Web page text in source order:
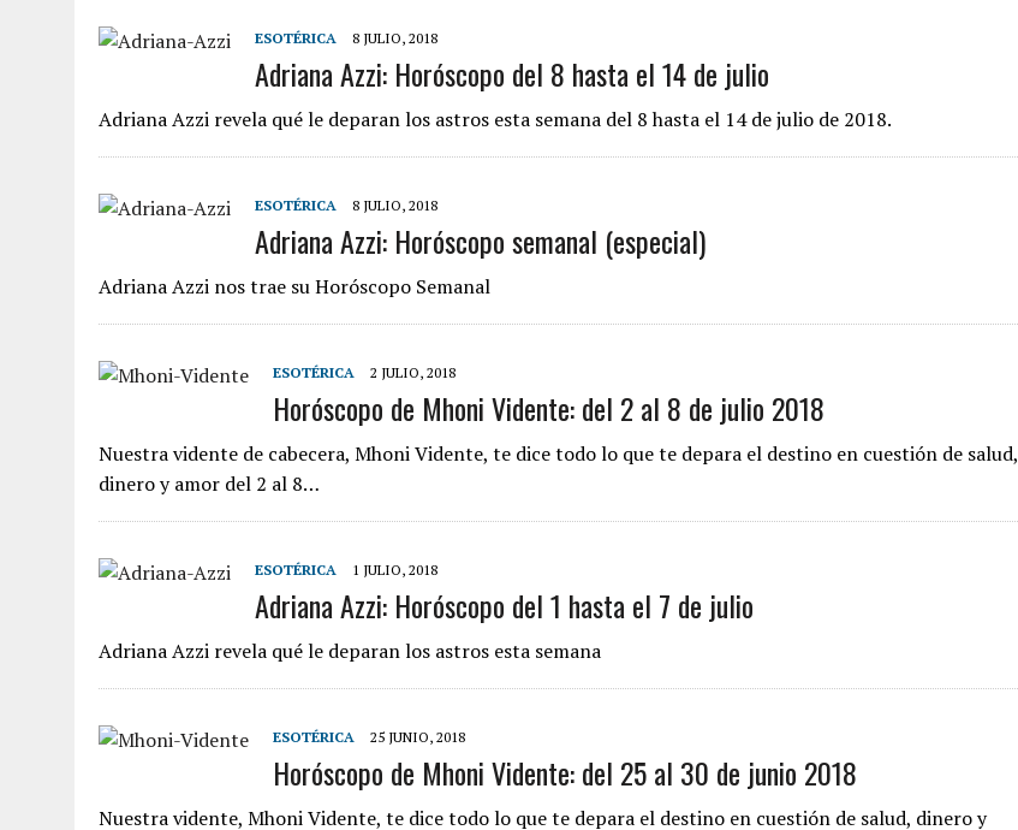
ESOTÉRICA 8 JULIO, 2018
Adriana Azzi: Horóscopo del 8 hasta el 14 de julio
Adriana Azzi revela qué le deparan los astros esta semana del 8 hasta el 14 de julio de 2018.
ESOTÉRICA 8 JULIO, 2018
Adriana Azzi: Horóscopo semanal (especial)
Adriana Azzi nos trae su Horóscopo Semanal
ESOTÉRICA 2 JULIO, 2018
Horóscopo de Mhoni Vidente: del 2 al 8 de julio 2018
Nuestra vidente de cabecera, Mhoni Vidente, te dice todo lo que te depara el destino en cuestión de salud,
dinero y amor del 2 al 8…
ESOTÉRICA 1 JULIO, 2018
Adriana Azzi: Horóscopo del 1 hasta el 7 de julio
Adriana Azzi revela qué le deparan los astros esta semana
ESOTÉRICA 25 JUNIO, 2018
Horóscopo de Mhoni Vidente: del 25 al 30 de junio 2018
Nuestra vidente, Mhoni Vidente, te dice todo lo que te depara el destino en cuestión de salud, dinero y